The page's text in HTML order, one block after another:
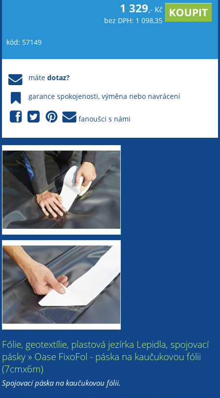
1 329,- Kč
bez DPH: 1 098,35
kód: 57149
mátedotaz?
garance spokojenosti, výměna nebo navrácení
fanoušci s námi
Fólie, geotextílie, plastová jezírka Lepidla, spojovací
pásky » Oase FixoFol - páska na kaučukovou fólii
(7cmx6m)
Spojovací páska na kaučukovou fólii.